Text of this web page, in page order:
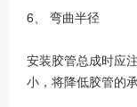
6、 弯曲半径
安装胶管总成时应
小，将降低胶管的